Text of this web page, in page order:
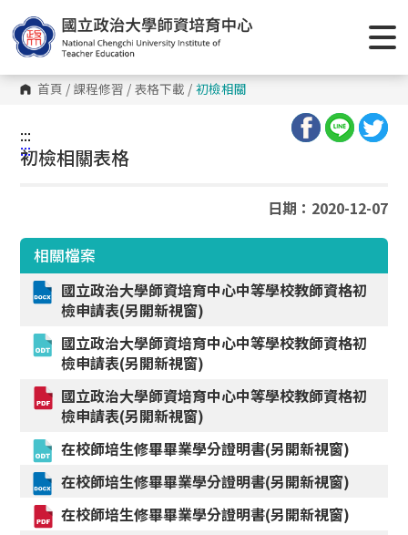
到
主
要
內
容
區 首頁 / 課程修習 / 表格下載 / 初檢相關
:::
:::
初檢相關表格
日期：2020-12-07
相關檔案
國立政治大學師資培育中心中等學校教師資格初
檢申請表(另開新視窗)
國立政治大學師資培育中心中等學校教師資格初
檢申請表(另開新視窗)
國立政治大學師資培育中心中等學校教師資格初
檢申請表(另開新視窗)
在校師培生修畢畢業學分證明書(另開新視窗)
在校師培生修畢畢業學分證明書(另開新視窗)
在校師培生修畢畢業學分證明書(另開新視窗)